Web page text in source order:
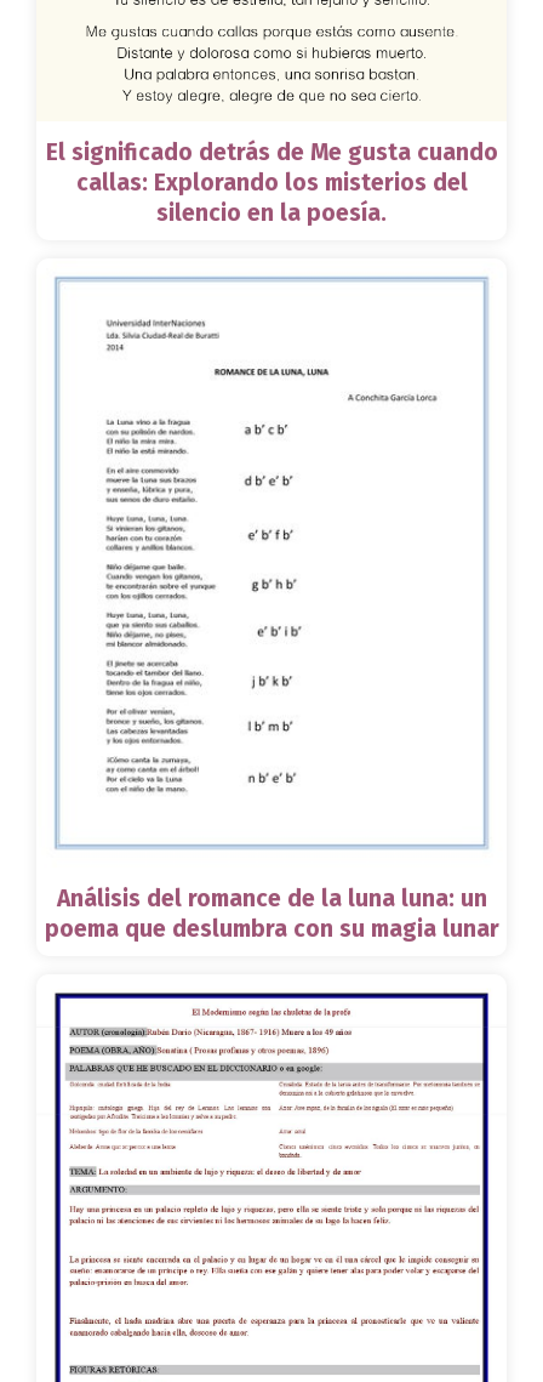
El significado detrás de Me gusta cuando
callas: Explorando los misterios del
silencio en la poesía.
Análisis del romance de la luna luna: un
poema que deslumbra con su magia lunar